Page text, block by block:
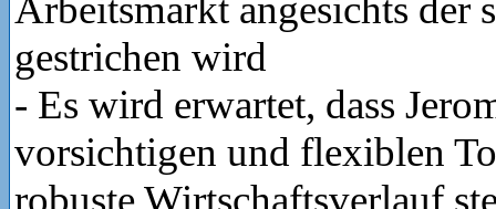
gestrichen wird
- Es wird erwartet, dass
vorsichtigen und flexiblen
robuste Wirtschaftsverlauf